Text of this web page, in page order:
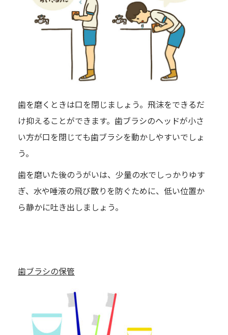
歯を磨くときは口を閉じましょう。飛沫をできるだ
け抑えることができます。歯ブラシのヘッドが小さ
い方が口を閉じても歯ブラシを動かしやすいでしょ
う。
歯を磨いた後のうがいは、少量の水でしっかりゆす
ぎ、水や唾液の飛び散りを防ぐために、低い位置か
ら静かに吐き出しましょう。
歯ブラシの保管